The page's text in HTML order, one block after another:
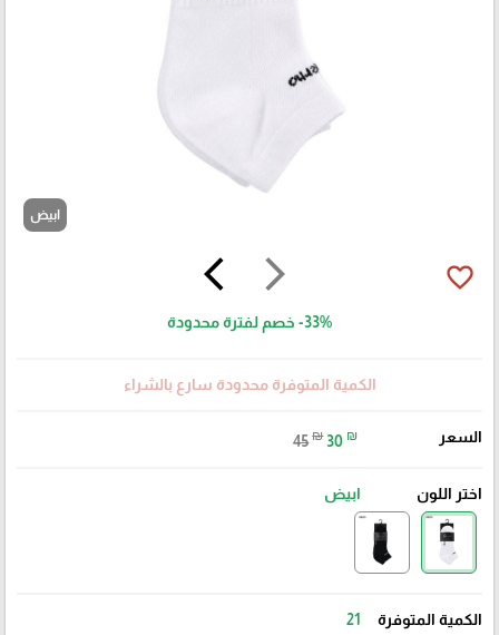
ابيض
arrow_forward_ios
arrow_back_ios favorite_border
-33% خصم لفترة محدودة
الكمية المتوفرة محدودة سارع بالشراء
السعر 45 ₪ 30 ₪
اختر اللون ابيض
الكمية المتوفرة 21